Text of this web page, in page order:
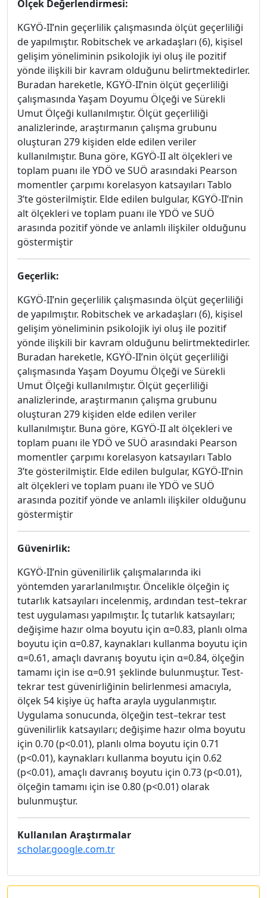
Ölçek Değerlendirmesi:
KGYÖ-II’nin geçerlilik çalışmasında ölçüt geçerliliği
de yapılmıştır. Robitschek ve arkadaşları (6), kişisel
gelişim yöneliminin psikolojik iyi oluş ile pozitif
yönde ilişkili bir kavram olduğunu belirtmektedirler.
Buradan hareketle, KGYÖ-II’nin ölçüt geçerliliği
çalışmasında Yaşam Doyumu Ölçeği ve Sürekli
Umut Ölçeği kullanılmıştır. Ölçüt geçerliliği
analizlerinde, araştırmanın çalışma grubunu
oluşturan 279 kişiden elde edilen veriler
kullanılmıştır. Buna göre, KGYÖ-II alt ölçekleri ve
toplam puanı ile YDÖ ve SUÖ arasındaki Pearson
momentler çarpımı korelasyon katsayıları Tablo
3’te gösterilmiştir. Elde edilen bulgular, KGYÖ-II’nin
alt ölçekleri ve toplam puanı ile YDÖ ve SUÖ
arasında pozitif yönde ve anlamlı ilişkiler olduğunu
göstermiştir
Geçerlik:
KGYÖ-II’nin geçerlilik çalışmasında ölçüt geçerliliği
de yapılmıştır. Robitschek ve arkadaşları (6), kişisel
gelişim yöneliminin psikolojik iyi oluş ile pozitif
yönde ilişkili bir kavram olduğunu belirtmektedirler.
Buradan hareketle, KGYÖ-II’nin ölçüt geçerliliği
çalışmasında Yaşam Doyumu Ölçeği ve Sürekli
Umut Ölçeği kullanılmıştır. Ölçüt geçerliliği
analizlerinde, araştırmanın çalışma grubunu
oluşturan 279 kişiden elde edilen veriler
kullanılmıştır. Buna göre, KGYÖ-II alt ölçekleri ve
toplam puanı ile YDÖ ve SUÖ arasındaki Pearson
momentler çarpımı korelasyon katsayıları Tablo
3’te gösterilmiştir. Elde edilen bulgular, KGYÖ-II’nin
alt ölçekleri ve toplam puanı ile YDÖ ve SUÖ
arasında pozitif yönde ve anlamlı ilişkiler olduğunu
göstermiştir
Güvenirlik:
KGYÖ-II’nin güvenilirlik çalışmalarında iki
yöntemden yararlanılmıştır. Öncelikle ölçeğin iç
tutarlık katsayıları incelenmiş, ardından test–tekrar
test uygulaması yapılmıştır. İç tutarlık katsayıları;
değişime hazır olma boyutu için α=0.83, planlı olma
boyutu için α=0.87, kaynakları kullanma boyutu için
α=0.61, amaçlı davranış boyutu için α=0.84, ölçeğin
tamamı için ise α=0.91 şeklinde bulunmuştur. Test-
tekrar test güvenirliğinin belirlenmesi amacıyla,
ölçek 54 kişiye üç hafta arayla uygulanmıştır.
Uygulama sonucunda, ölçeğin test–tekrar test
güvenilirlik katsayıları; değişime hazır olma boyutu
için 0.70 (p<0.01), planlı olma boyutu için 0.71
(p<0.01), kaynakları kullanma boyutu için 0.62
(p<0.01), amaçlı davranış boyutu için 0.73 (p<0.01),
ölçeğin tamamı için ise 0.80 (p<0.01) olarak
bulunmuştur.
Kullanılan Araştırmalar
scholar.google.com.tr